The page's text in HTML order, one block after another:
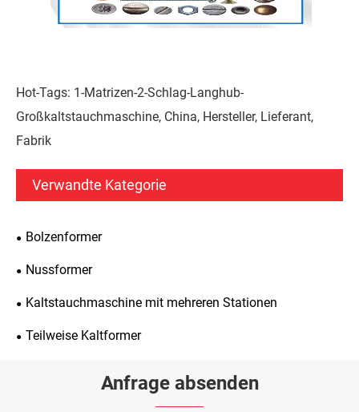
Hot-Tags: 1-Matrizen-2-Schlag-Langhub-
Großkaltstauchmaschine, China, Hersteller, Lieferant,
Fabrik
Verwandte Kategorie
Bolzenformer
Nussformer
Kaltstauchmaschine mit mehreren Stationen
Teilweise Kaltformer
Anfrage absenden